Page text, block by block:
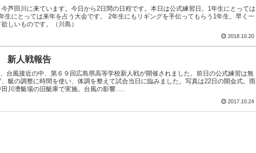
芦田川に来ています。今日から2日間の日程です。本日は公式練習日。1年生にとっては
生にとっては来年を占う大会です。 2年生にもリギングを手伝ってもらう1年生。早く一
しいものです。（川島）
2018.10.20
新人戦報告
台風接近の中、第６９回広島県高等学校新人戦が開催されました。前日の公式練習は無
艇の調整に時間を使い、体調を整えて試合当日に臨みました。写真は22日の開会式。雨
田川漕艇場の旧艇庫で実施。台風の影響.....
2017.10.24